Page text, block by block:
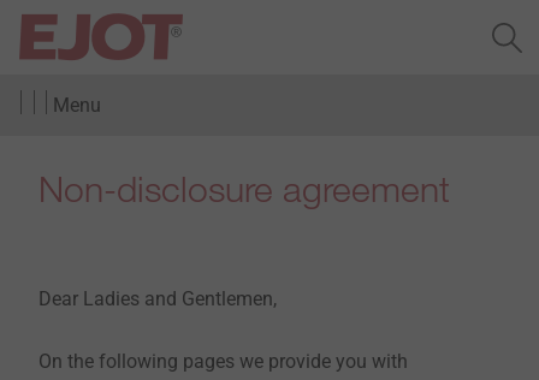
Menu
Non-disclosure agreement
Dear Ladies and Gentlemen,
On the following pages we provide you with